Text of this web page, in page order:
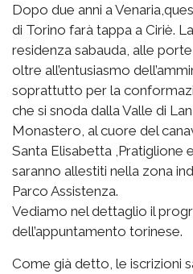
Dopo due anni a
di Torino farà tappa a Ciriè.
residenza sabauda, alle
oltre all’entusiasmo
soprattutto per la
che si snoda dalla Valle di
Monastero, al cuore del
Santa Elisabetta ,Pratiglione
saranno allestiti nella zona
Parco Assistenza.
Vediamo nel dettaglio il
dell’appuntamento torinese.
Come già detto, le iscrizioni